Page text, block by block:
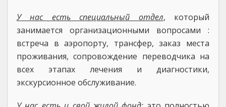
У нас есть специальный отдел, который
занимается организационными вопросами :
встреча в аэропорту, трансфер, заказ места
проживания, сопровождение переводчика на
всех этапах лечения и диагностики,
экскурсионное обслуживание.